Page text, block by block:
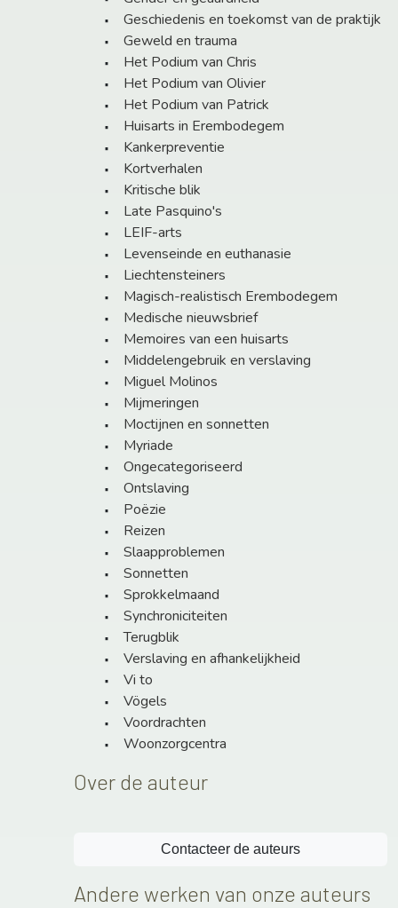
Geschiedenis en toekomst van de praktijk
Geweld en trauma
Het Podium van Chris
Het Podium van Olivier
Het Podium van Patrick
Huisarts in Erembodegem
Kankerpreventie
Kortverhalen
Kritische blik
Late Pasquino's
LEIF-arts
Levenseinde en euthanasie
Liechtensteiners
Magisch-realistisch Erembodegem
Medische nieuwsbrief
Memoires van een huisarts
Middelengebruik en verslaving
Miguel Molinos
Mijmeringen
Moctijnen en sonnetten
Myriade
Ongecategoriseerd
Ontslaving
Poëzie
Reizen
Slaapproblemen
Sonnetten
Sprokkelmaand
Synchroniciteiten
Terugblik
Verslaving en afhankelijkheid
Vi to
Vögels
Voordrachten
Woonzorgcentra
Over de auteur
Contacteer de auteurs
Andere werken van onze auteurs